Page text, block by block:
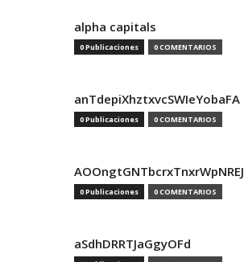
alpha capitals
0 Publicaciones 0 COMENTARIOS
anTdepiXhztxvcSWIeYobaFA
0 Publicaciones 0 COMENTARIOS
AOOngtGNTbcrxTnxrWpNREJ
0 Publicaciones 0 COMENTARIOS
aSdhDRRTJaGgyOFd